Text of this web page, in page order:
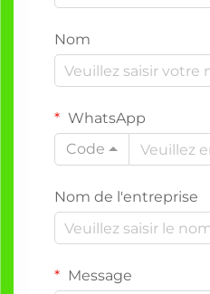
Nom
WhatsApp
Code
Nom de l'entreprise
Message